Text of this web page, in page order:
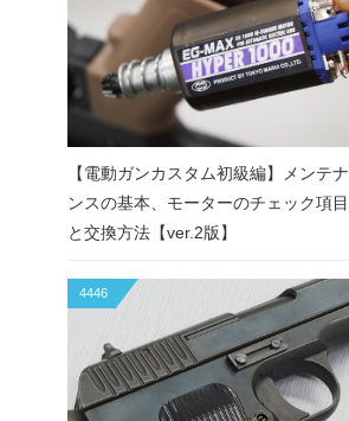
【電動ガンカスタム初級編】メンテナ
ンスの基本、モーターのチェック項目
と交換方法【ver.2版】
4446